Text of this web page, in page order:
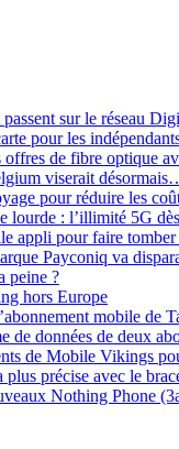
sur le réseau
pour les
de fibre optique
viserait
pour réduire les
: l’illimité 5G
appli pour faire
Payconiq va
peine ?
hors Europe
mobile de
de données de deux
de Mobile Vikings
plus précise avec le
Nothing Phone